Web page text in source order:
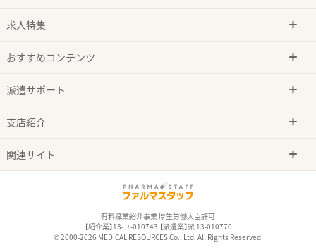
求人特集
おすすめコンテンツ
派遣サポート
支店紹介
関連サイト
有料職業紹介事業 厚生労働大臣許可
【紹介業】13-ユ-010743 【派遣業】派 13-010770
© 2000-2026 MEDICAL RESOURCES Co., Ltd. All Rights Reserved.